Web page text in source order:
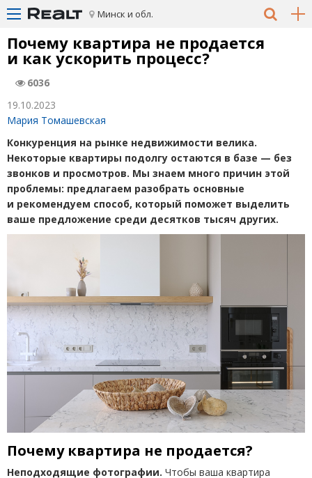
Минск и обл.
Почему квартира не продается
и как ускорить процесс?
6036
19.10.2023
Мария Томашевская
Конкуренция на рынке недвижимости велика.
Некоторые квартиры подолгу остаются в базе — без
звонков и просмотров. Мы знаем много причин этой
проблемы: предлагаем разобрать основные
и рекомендуем способ, который поможет выделить
ваше предложение среди десятков тысяч других.
Почему квартира не продается?
Неподходящие фотографии. Чтобы ваша квартира